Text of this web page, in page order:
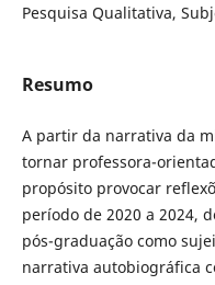
Pesquisa Qualitativa,
Resumo
A partir da narrativa da
tornar professora-
propósito provocar
período de 2020 a 2024,
pós-graduação como
narrativa autobiográfica